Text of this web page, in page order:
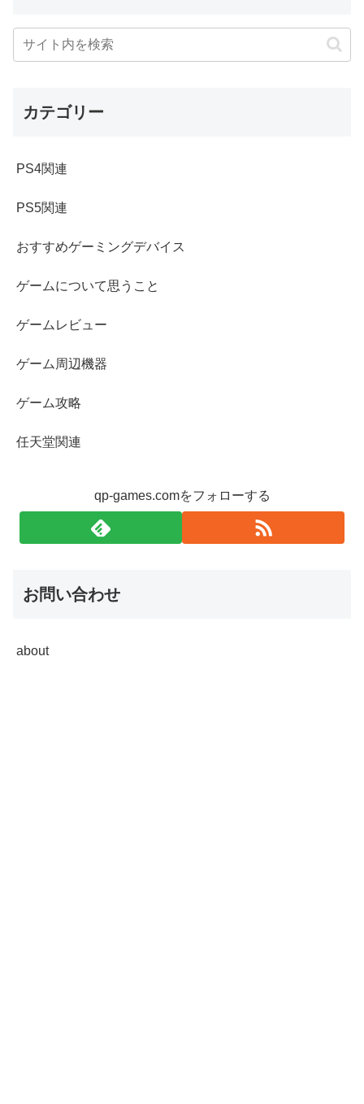
カテゴリー
PS4関連
PS5関連
おすすめゲーミングデバイス
ゲームについて思うこと
ゲームレビュー
ゲーム周辺機器
ゲーム攻略
任天堂関連
qp-games.comをフォローする
お問い合わせ
about